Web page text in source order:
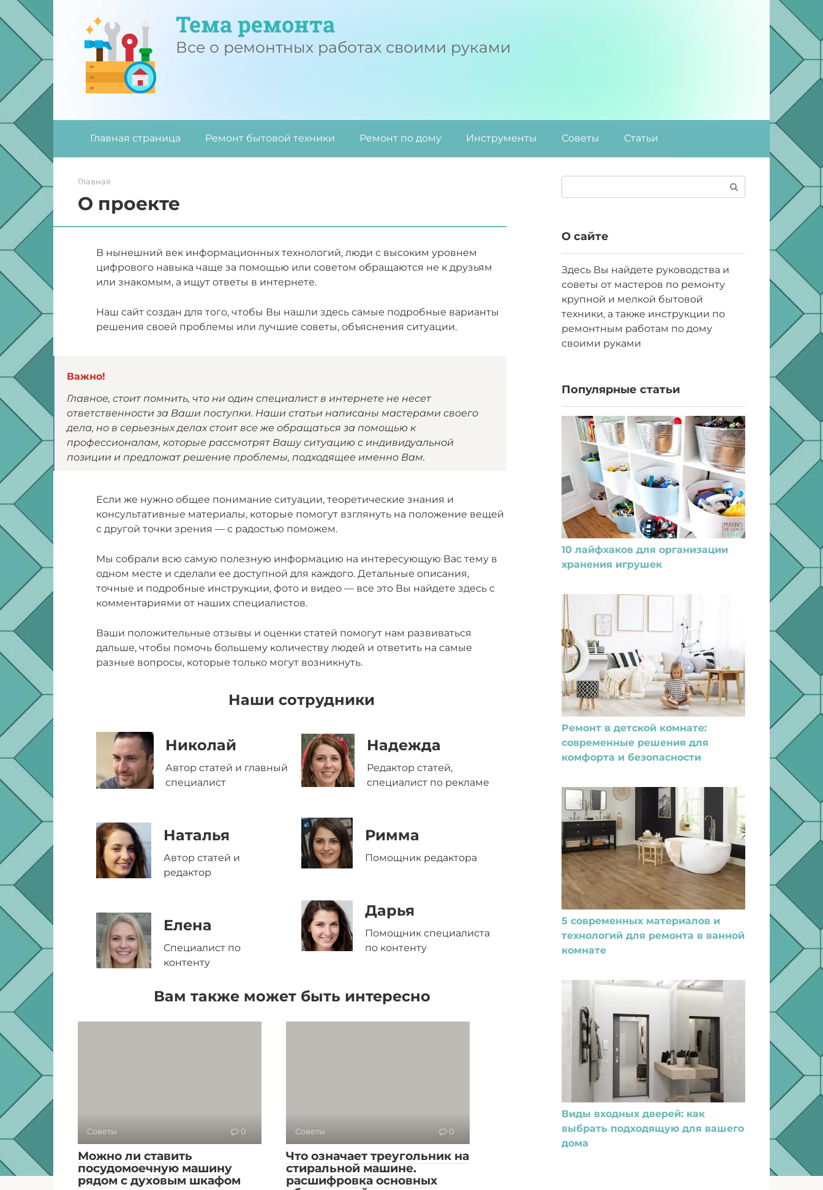
Перейти
к
контенту
Тема ремонта
Все о ремонтных работах своими руками
Главная страница Ремонт бытовой техники Ремонт по дому Инструменты Советы Статьи
Главная
О проекте
В нынешний век информационных технологий, люди с высоким уровнем
цифрового навыка чаще за помощью или советом обращаются не к друзьям
или знакомым, а ищут ответы в интернете.
Наш сайт создан для того, чтобы Вы нашли здесь самые подробные варианты
решения своей проблемы или лучшие советы, объяснения ситуации.
Важно!
Главное, стоит помнить, что ни один специалист в интернете не несет
ответственности за Ваши поступки. Наши статьи написаны мастерами своего
дела, но в серьезных делах стоит все же обращаться за помощью к
профессионалам, которые рассмотрят Вашу ситуацию с индивидуальной
позиции и предложат решение проблемы, подходящее именно Вам.
Если же нужно общее понимание ситуации, теоретические знания и
консультативные материалы, которые помогут взглянуть на положение вещей
с другой точки зрения — с радостью поможем.
Мы собрали всю самую полезную информацию на интересующую Вас тему в
одном месте и сделали ее доступной для каждого. Детальные описания,
точные и подробные инструкции, фото и видео — все это Вы найдете здесь с
комментариями от наших специалистов.
Ваши положительные отзывы и оценки статей помогут нам развиваться
дальше, чтобы помочь большему количеству людей и ответить на самые
разные вопросы, которые только могут возникнуть.
Наши сотрудники
Николай
Автор статей и главный
специалист
Наталья
Автор статей и
редактор
Елена
Специалист по
контенту
Надежда
Редактор статей,
специалист по рекламе
Римма
Помощник редактора
Дарья
Помощник специалиста
по контенту
Вам также может быть интересно
Советы 0
Можно ли ставить
посудомоечную машину
рядом с духовым шкафом
Советы 0
Что означает треугольник на
стиральной машине.
расшифровка основных
О сайте
Здесь Вы найдете руководства и
советы от мастеров по ремонту
крупной и мелкой бытовой
техники, а также инструкции по
ремонтным работам по дому
своими руками
Популярные статьи
10 лайфхаков для организации
хранения игрушек
Ремонт в детской комнате:
современные решения для
комфорта и безопасности
5 современных материалов и
технологий для ремонта в ванной
комнате
Виды входных дверей: как
выбрать подходящую для вашего
дома